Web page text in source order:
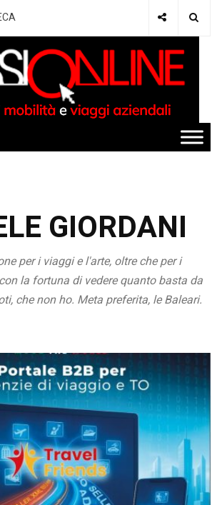
GIORDANI
per i viaggi e l'arte, oltre che per i
la fortuna di vedere quanto basta da
che non ho. Meta preferita, le Baleari.